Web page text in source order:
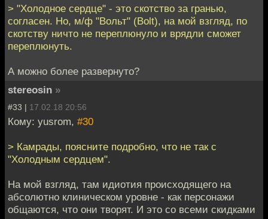
> "Холодное сердце" - это скотство за гранью,
согласен. Но, м/ф "Вольт" (Bolt), на мой взгляд, по
скотству ничто не переплюнуло и врядли сможет
переплюнуть.
А можно более развернуто?
stereosin »
#33 | 17.02.18 20:56
Кому: yusrom, #30
> Камрады, поясните подробно, что не так с
"Холодным сердцем".
На мой взгляд, там идиотия происходящего на
абсолютно клиническом уровне - как персонажи
общаются, что они творят. И это со всеми скидками